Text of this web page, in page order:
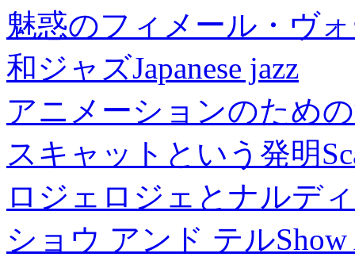
魅惑のフィメール・ヴ
和ジャズJapanese jazz
アニメーションのため
スキャットという発明
ロジェロジェとナルデ
ショウ アンド テル